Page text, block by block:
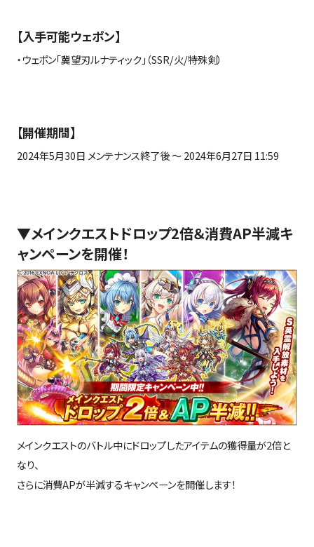
【入手可能ウェポン】
・ウェポン「冀望刃ルナティック」（SSR/火/特殊剣）
【開催期間】
2024年5月30日 メンテナンス終了後 ～2024年6月27日 11:59
▼メインクエストドロップ2倍＆消費AP半減キ
ャンペーンを開催！
メインクエストのバトル中にドロップしたアイテムの獲得量が2倍と
なり、
さらに消費APが半減するキャンペーンを開催します！